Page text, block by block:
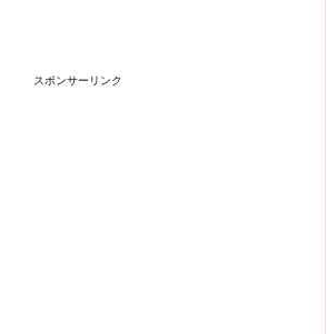
スポンサーリンク